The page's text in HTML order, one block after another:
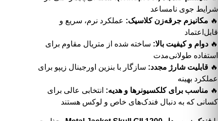
شرایط جوی نامساعد
🔥 مکانیزم جرقه‌زن کلاسیک: عملکرد نرم، سریع و
قابل‌اعتماد
🔥 دوام و کیفیت بالا: ساخته شده از متریال مقاوم برای
استفاده طولانی‌مدت
🔥 قابلیت شارژ مجدد: سازگار با بنزین اورجینال زیپو برای
عملکرد بهینه
🔥 مناسب برای کلکسیونرها و هدیه: انتخابی عالی برای
کسانی که به دنبال فندک‌های خاص و لوکس هستند